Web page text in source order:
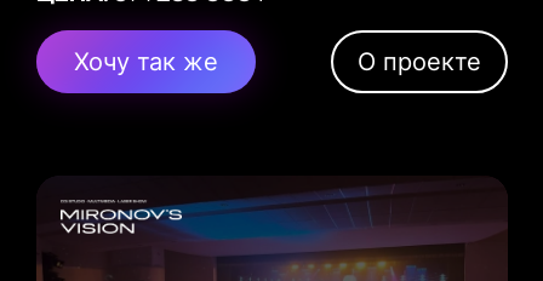
Хочу так же О проекте